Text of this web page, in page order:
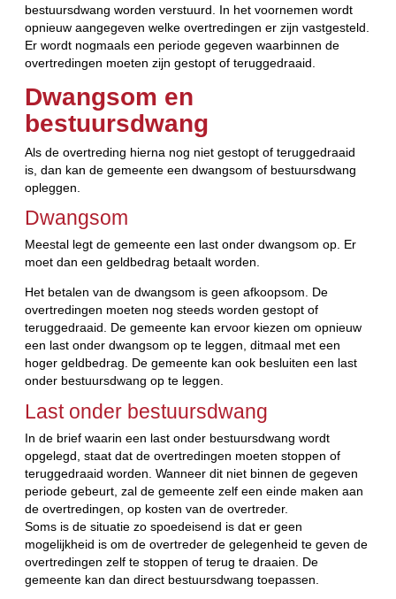
bestuursdwang worden verstuurd. In het voornemen wordt
opnieuw aangegeven welke overtredingen er zijn vastgesteld.
Er wordt nogmaals een periode gegeven waarbinnen de
overtredingen moeten zijn gestopt of teruggedraaid.
Dwangsom en
bestuursdwang
Als de overtreding hierna nog niet gestopt of teruggedraaid
is, dan kan de gemeente een dwangsom of bestuursdwang
opleggen.
Dwangsom
Meestal legt de gemeente een last onder dwangsom op. Er
moet dan een geldbedrag betaalt worden.
Het betalen van de dwangsom is geen afkoopsom. De
overtredingen moeten nog steeds worden gestopt of
teruggedraaid. De gemeente kan ervoor kiezen om opnieuw
een last onder dwangsom op te leggen, ditmaal met een
hoger geldbedrag. De gemeente kan ook besluiten een last
onder bestuursdwang op te leggen.
Last onder bestuursdwang
In de brief waarin een last onder bestuursdwang wordt
opgelegd, staat dat de overtredingen moeten stoppen of
teruggedraaid worden. Wanneer dit niet binnen de gegeven
periode gebeurt, zal de gemeente zelf een einde maken aan
de overtredingen, op kosten van de overtreder.
Soms is de situatie zo spoedeisend is dat er geen
mogelijkheid is om de overtreder de gelegenheid te geven de
overtredingen zelf te stoppen of terug te draaien. De
gemeente kan dan direct bestuursdwang toepassen.